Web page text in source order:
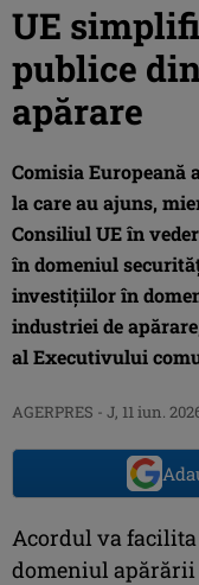
UE
publice
apărare
Comisia
la care au ajuns,
Consiliul UE în
în domeniul
investiţiilor în
industriei de
al Executivului
AGERPRES - J, 11 iun.
Acordul va
domeniul